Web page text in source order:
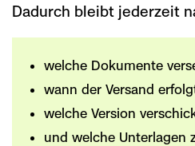
Dadurch bleibt jederzeit
welche Dokumente
wann der Versand
welche Version
und welche Unterlagen